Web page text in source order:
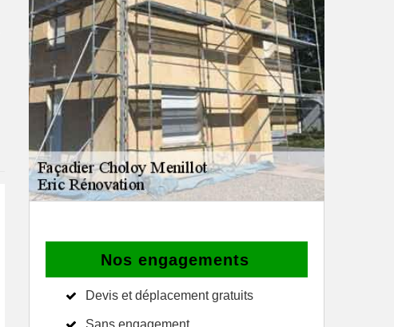
Nos engagements
Devis et déplacement gratuits
Sans engagement